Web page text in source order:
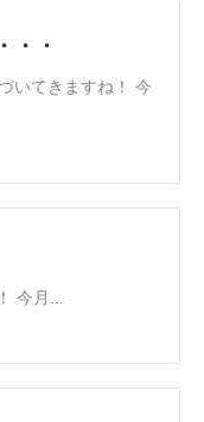
・・
いてきますね！ 今
今月...